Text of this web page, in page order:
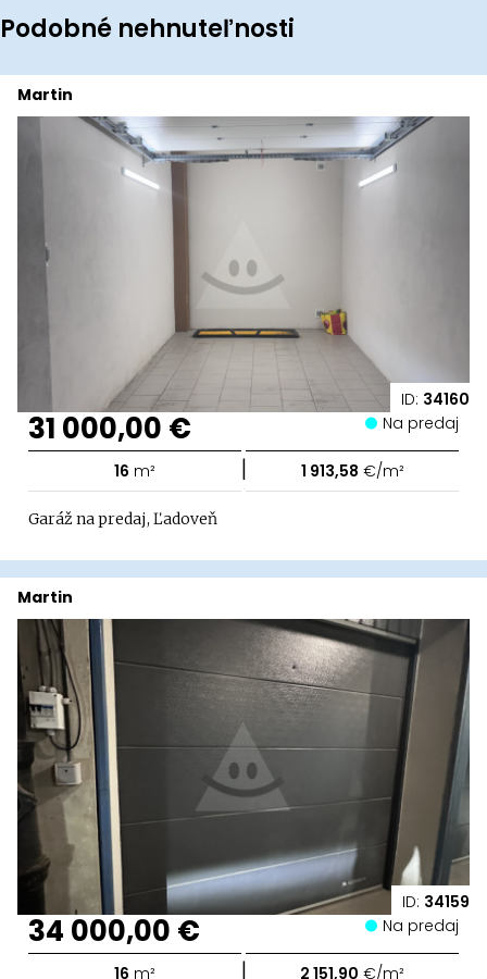
Podobné nehnuteľnosti
ID: 34160
Martin
31 000,00 € Na predaj
16 m² | 1 913,58 €/m²
Garáž na predaj, Ľadoveň
ID: 34159
Martin
34 000,00 € Na predaj
16 m² | 2 151,90 €/m²